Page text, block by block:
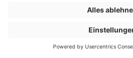
SHOP